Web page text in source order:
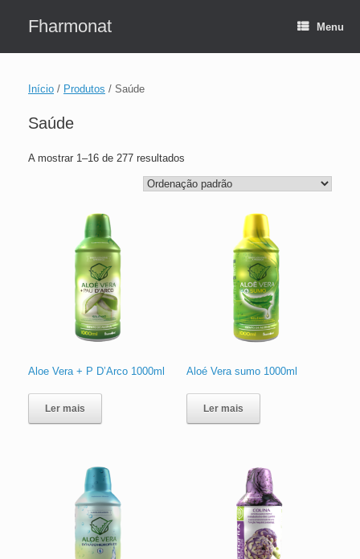
Fharmonat Menu
Início / Produtos / Saúde
Saúde
A mostrar 1–16 de 277 resultados
Aloe Vera + P D’Arco 1000ml
Ler mais
Aloé Vera sumo 1000ml
Ler mais